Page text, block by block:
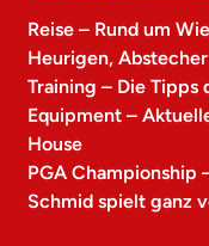
Reise – Rund um
Heurigen,
Training – Die Tipps
Equipment –
House
PGA Championship
Schmid spielt ganz